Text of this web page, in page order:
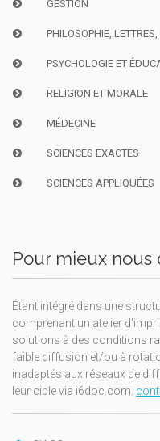
GESTION
PHILOSOPHIE,
PSYCHOLOGIE ET
RELIGION ET MORALE
MÉDECINE
SCIENCES EXACTES
SCIENCES APPLIQUÉES
Pour mieux nous
Étant intégré dans une
comprenant un atelier
solutions à des conditions
faible diffusion et/ou à
inadaptés aux réseaux de
leur cible via i6doc.com.